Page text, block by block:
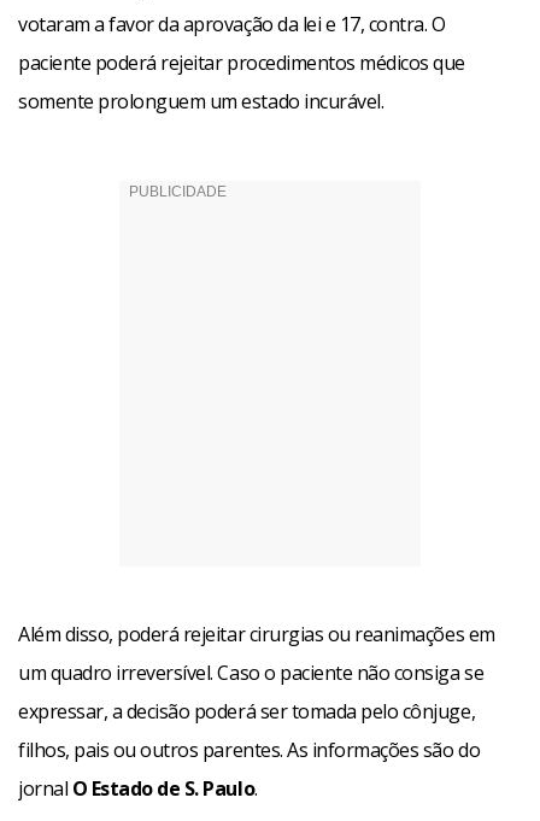
votaram a favor da aprovação da lei e 17, contra. O
paciente poderá rejeitar procedimentos médicos que
somente prolonguem um estado incurável.
Além disso, poderá rejeitar cirurgias ou reanimações em
um quadro irreversível. Caso o paciente não consiga se
expressar, a decisão poderá ser tomada pelo cônjuge,
filhos, pais ou outros parentes. As informações são do
jornal O Estado de S. Paulo.